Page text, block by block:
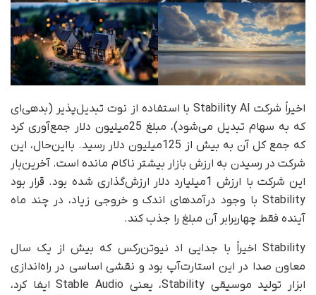
اخیراً شرکت Stability AI با استفاده از نوت تبدیل‌پذیر (بدهی‌ای
که به سهام تبدیل می‌شود)، مبلغ 25‌میلیون دلار جمع‌آوری کرد
که جمع کل آن به بیش از 125میلیون دلار رسید. بااین‌حال، این
شرکت در رسیدن به ارزش بازار بیشتر ناکام مانده است. آخرین‌بار
این شرکت با ارزش 1‌میلیارد دلار ارزش‌گذاری شده بود. قرار بود
Stability با وجود درآمدهای اندک و خروجی زیاد،‌ در چند ماه
آینده فقط چهاربرابر آن مبلغ را جذب کند.
Stability اخیراً با جدایی اد نیوتن‌رکس که بیش از یک سال
معاون صدا در این استارت‌آپ بود و نقشی اساسی در راه‌اندازی
ابزار تولید موسیقی Stability، یعنی Stable Audio ایفا کرد،